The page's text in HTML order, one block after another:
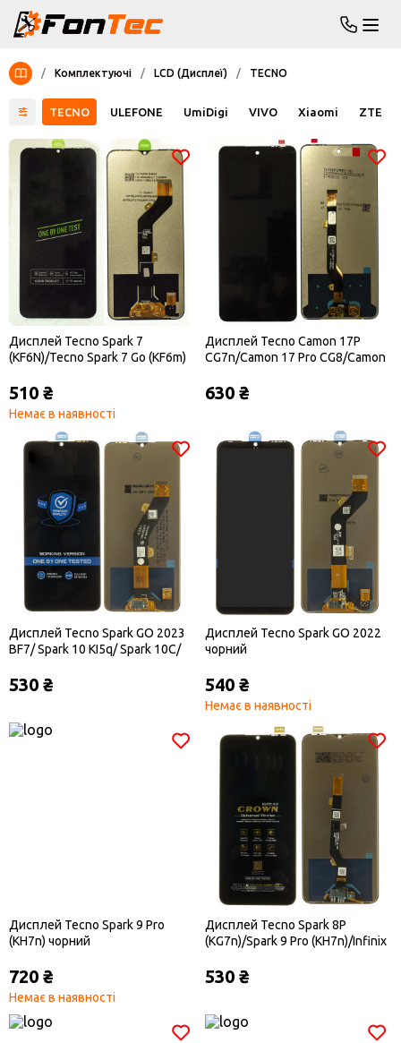
TECNO ULEFONE UmiDigi VIVO Xiaomi ZTE
/ Комплектуючі / LCD (Дисплеї) / TECNO
Дисплей Tecno Spark 7
(KF6N)/Tecno Spark 7 Go (KF6m)
510 ₴
Немає в наявності
Дисплей Tecno Camon 17P
CG7n/Camon 17 Pro CG8/Camon
CH7n/Camon 18T чорний
630 ₴
Дисплей Tecno Spark GO 2023
BF7/ Spark 10 KI5q/ Spark 10C/
530 ₴
Дисплей Tecno Spark GO 2022
чорний
540 ₴
Немає в наявності
Дисплей Tecno Spark 9 Pro
(KH7n) чорний
720 ₴
Немає в наявності
Дисплей Tecno Spark 8P
(KG7n)/Spark 9 Pro (KH7n)/Infinix
530 ₴